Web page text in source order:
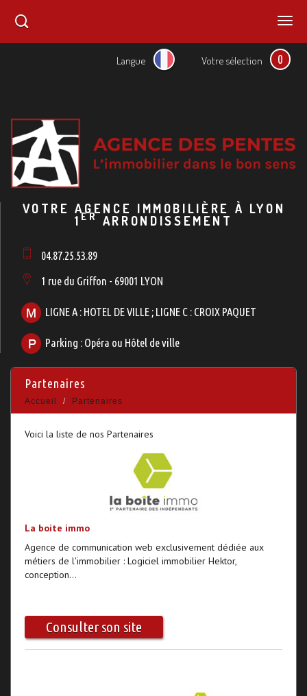
Langue Votre sélection 0
VOTRE AGENCE IMMOBILIÈRE À LYON
1 ER ARRONDISSEMENT
04.87.25.53.89
1 rue du Griffon - 69001 LYON
LIGNE A : HOTEL DE VILLE ; LIGNE C : CROIX PAQUET
Parking : Opéra ou Hôtel de ville
partenaires
Accueil Partenaires
Voici la liste de nos Partenaires
La boite immo
Agence de communication web exclusivement dédiée aux
métiers de l'immobilier : Logiciel immobilier Hektor,
conception...
Consulter son site